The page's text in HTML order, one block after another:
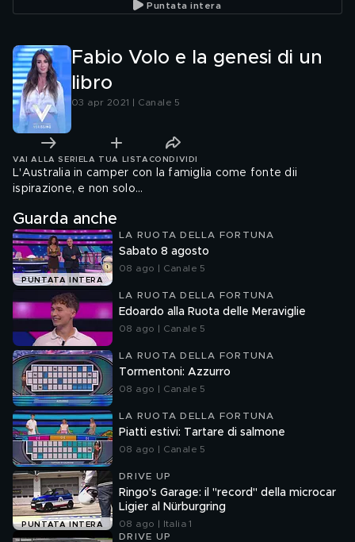
Puntata intera
Fabio Volo e la genesi di un
libro
03 apr 2021 | Canale 5
VAI ALLA SERIE LA TUA LISTA CONDIVIDI
L'Australia in camper con la famiglia come fonte dii
ispirazione, e non solo...
Guarda anche
PUNTATA INTERA
LA RUOTA DELLA FORTUNA
Sabato 8 agosto
08 ago | Canale 5
LA RUOTA DELLA FORTUNA
Edoardo alla Ruota delle Meraviglie
08 ago | Canale 5
LA RUOTA DELLA FORTUNA
Tormentoni: Azzurro
08 ago | Canale 5
LA RUOTA DELLA FORTUNA
Piatti estivi: Tartare di salmone
08 ago | Canale 5
PUNTATA INTERA
DRIVE UP
Ringo's Garage: il "record" della microcar
Ligier al Nürburgring
08 ago | Italia 1
DRIVE UP